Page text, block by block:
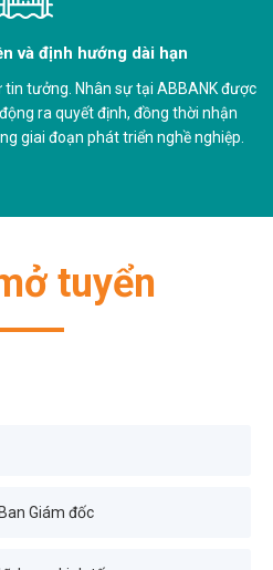
và định hướng dài hạn
tưởng. Nhân sự tại ABBANK được
ra quyết định, đồng thời nhận
giai đoạn phát triển nghề nghiệp.
tuyển
Giám đốc